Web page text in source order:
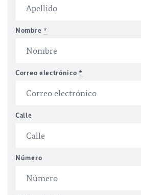
Nombre *
Correo electrónico*
Calle
Número